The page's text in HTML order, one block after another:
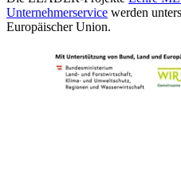
Unternehmerservice werden
Europäischer Union.